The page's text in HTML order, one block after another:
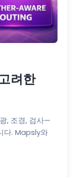
려한
, 조경, 검사—
다. Mapsly와